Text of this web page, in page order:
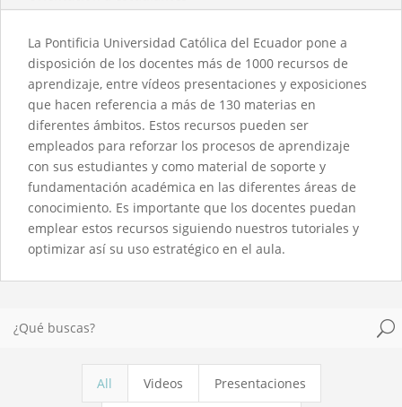
La Pontificia Universidad Católica del Ecuador pone a
disposición de los docentes más de 1000 recursos de
aprendizaje, entre vídeos presentaciones y exposiciones
que hacen referencia a más de 130 materias en
diferentes ámbitos. Estos recursos pueden ser
empleados para reforzar los procesos de aprendizaje
con sus estudiantes y como material de soporte y
fundamentación académica en las diferentes áreas de
conocimiento. Es importante que los docentes puedan
emplear estos recursos siguiendo nuestros tutoriales y
optimizar así su uso estratégico en el aula.
U
All Videos Presentaciones